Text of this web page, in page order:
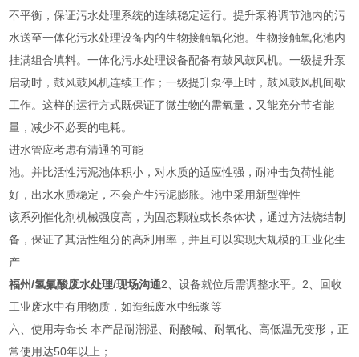
不平衡，保证污水处理系统的连续稳定运行。提升泵将调节池内的污
水送至一体化污水处理设备内的生物接触氧化池。生物接触氧化池内
挂满组合填料。一体化污水处理设备配备有鼓风鼓风机。一级提升泵
启动时，鼓风鼓风机连续工作；一级提升泵停止时，鼓风鼓风机间歇
工作。这样的运行方式既保证了微生物的需氧量，又能充分节省能
量，减少不必要的电耗。
进水管应考虑有清通的可能
池。并比活性污泥池体积小，对水质的适应性强，耐冲击负荷性能
好，出水水质稳定，不会产生污泥膨胀。池中采用新型弹性
该系列催化剂机械强度高，为固态颗粒或长条体状，通过方法烧结制
备，保证了其活性组分的高利用率，并且可以实现大规模的工业化生
产
福州/氢氟酸废水处理/现场沟通2、设备就位后需调整水平。2、回收
工业废水中有用物质，如造纸废水中纸浆等
六、使用寿命长 本产品耐潮湿、耐酸碱、耐氧化、高低温无变形，正
常使用达50年以上；